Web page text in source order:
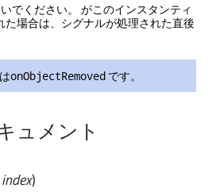
でください。 がこのインスタンティ
た場合は、シグナルが処理された直後
onObjectRemoved です。
ュメント
index)